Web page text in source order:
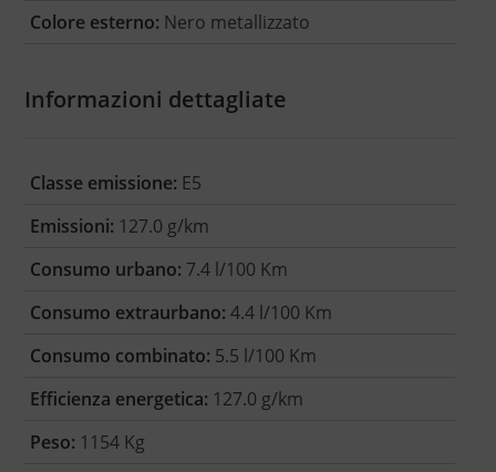
Colore esterno: Nero metallizzato
Informazioni dettagliate
Classe emissione: E5
Emissioni: 127.0 g/km
Consumo urbano: 7.4 l/100 Km
Consumo extraurbano: 4.4 l/100 Km
Consumo combinato: 5.5 l/100 Km
Efficienza energetica: 127.0 g/km
Peso: 1154 Kg